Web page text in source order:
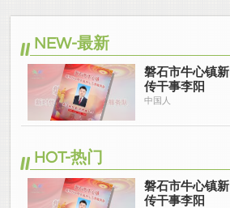
NEW-最新
磐石市牛心镇
传干事李阳
中国人
HOT-热门
磐石市牛心镇
传干事李阳